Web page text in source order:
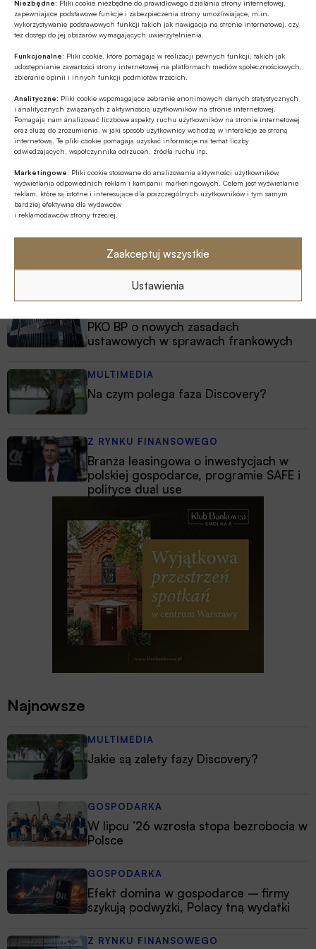
Niezbędne: Pliki cookie niezbędne do prawidłowego działania strony internetowej,
zapewniające podstawowe funkcje i zabezpieczenia strony umożliwiające, m.in.
wykorzystywanie podstawowych funkcji takich jak nawigacja na stronie internetowej, czy
tez dostęp do jej obszarów wymagających uwierzytelnienia.
Funkcjonalne: Pliki cookie, które pomagają w realizacji pewnych funkcji, takich jak
udostępnianie zawartości strony internetowej na platformach mediów społecznościowych,
zbieranie opinii i innych funkcji podmiotów trzecich.
Analityczne: Pliki cookie wspomagające zebranie anonimowych danych statystycznych
i analitycznych związanych z aktywnością użytkowników na stronie internetowej.
Pomagają nam analizować liczbowe aspekty ruchu użytkowników na stronie internetowej
oraz służą do zrozumienia, w jaki sposób użytkownicy wchodzą w interakcje ze stroną
internetową. Te pliki cookie pomagają uzyskać informacje na temat liczby
odwiedzających, współczynnika odrzuceń, źródła ruchu itp.
Marketingowe: Pliki cookie stosowane do analizowania aktywności użytkowników,
wyświetlania odpowiednich reklam i kampanii marketingowych. Celem jest wyświetlanie
reklam, które są istotne i interesujące dla poszczególnych użytkowników i tym samym
bardziej efektywne dla wydawców
i reklamodawców strony trzeciej.
Zaakceptuj wszystkie
Ustawienia
Autor
Witold Gadomski
Źródło
Gazeta Wyborcza
Polecamy
MULTIMEDIA
Banki mogą bezpośrednio finansować
przemysł zbrojeniowy
PKO BP o nowych zasadach
ustawowych w sprawach frankowych
MULTIMEDIA
Na czym polega faza Discovery?
Z RYNKU FINANSOWEGO
Branża leasingowa o inwestycjach w
polskiej gospodarce, programie SAFE i
polityce dual use
Najnowsze
MULTIMEDIA
Jakie są zalety fazy Discovery?
GOSPODARKA
W lipcu ’26 wzrosła stopa bezrobocia w
Polsce
GOSPODARKA
Efekt domina w gospodarce – firmy
szykują podwyżki, Polacy tną wydatki
Z RYNKU FINANSOWEGO